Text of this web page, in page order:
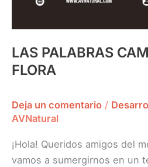
LAS PALABRAS
FLORA
Deja un comentario /
AVNatural
¡Hola! Queridos amigos del
vamos a sumergirnos en un